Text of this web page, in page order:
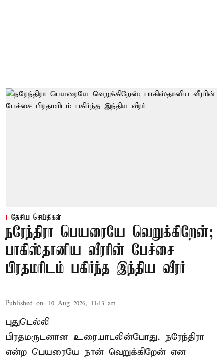
தேசிய செய்திகள்
நரேந்திரா பெயரையே வெறுக்கிறேன்;
பாகிஸ்தானிய வீரரின் பேச்சை
பிரதமரிடம் பகிர்ந்த இந்திய வீரர்
Published on: 10 Aug 2026, 11:13 am
புதுடெல்லி
பிரதமருடனான உரையாடலின்போது, நரேந்திரா
என்ற பெயரையே நான் வெறுக்கிறேன் என